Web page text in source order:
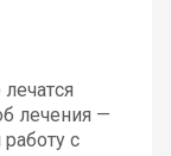
лечения —
с